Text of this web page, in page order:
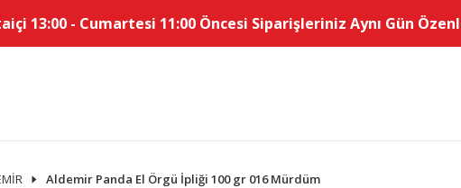
13:00 - Cumartesi 11:00 Öncesi Siparişleriniz Aynı Gün
Aldemir Panda El Örgü İpliği 100 gr 016 Mürdüm